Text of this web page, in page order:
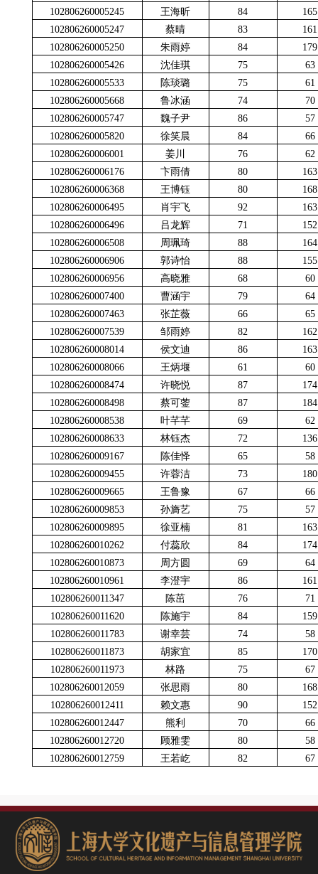
102806260005245
王海昕 84
165
102806260005247
蔡晴 83
161
102806260005250
朱雨婷 84
179
102806260005426
沈佳琪 75
63
102806260005533
陈琰璐 75
61
102806260005668
鲁冰涵 74
70
102806260005747
魏子尹 86
57
102806260005820
徐笑晨 84
66
102806260006001
姜川 76
62
102806260006176
卞雨倩 80
163
102806260006368
王博钰 80
168
102806260006495
肖宇飞 92
163
102806260006496
吕龙辉 71
152
102806260006508
周珮琦 88
164
102806260006906
郭诗怡 88
155
102806260006956
高晓雅 68
60
102806260007400
曹涵宇 79
64
102806260007463
张芷薇 66
65
102806260007539
邹雨婷 82
162
102806260008014
侯文迪 86
163
102806260008066
王炳堰 61
60
102806260008474
许晓悦 87
174
102806260008498
蔡可蓥 87
184
102806260008538
叶芊芊 69
62
102806260008633
林钰杰 72
136
102806260009167
陈佳怿 65
58
102806260009455
许蓉洁 73
180
102806260009665
王鲁豫 67
66
102806260009853
孙旖艺 75
57
102806260009895
徐亚楠 81
163
102806260010262
付蕊欣 84
174
102806260010873
周方圆 69
64
102806260010961
李澄宇 86
161
102806260011347
陈茁 76
71
102806260011620
陈施宇 84
159
102806260011783
谢幸芸 74
58
102806260011873
胡家宜 85
170
102806260011973
林路 75
67
102806260012059
张思雨 80
168
102806260012411
赖文惠 90
152
102806260012447
熊利 70
66
102806260012720
顾雅雯 80
58
102806260012759
王若屹 82 67